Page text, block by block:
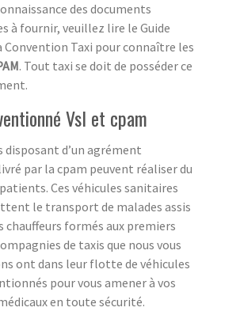
des documents
à fournir, veuillez lire le Guide
Convention Taxi pour connaître les
. Tout taxi se doit de posséder ce
Vsl et cpam
disposant d’un agrément
par la cpam peuvent réaliser du
Ces véhicules sanitaires
le transport de malades assis
chauffeurs formés aux premiers
de taxis que nous vous
ont dans leur flotte de véhicules
pour vous amener à vos
en toute sécurité.